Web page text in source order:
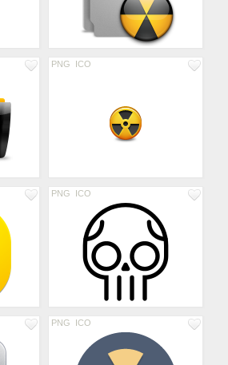
PNG ICO
PNG ICO
PNG ICO